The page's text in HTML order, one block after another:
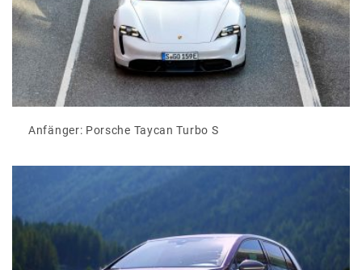
Anfänger: Porsche Taycan Turbo S